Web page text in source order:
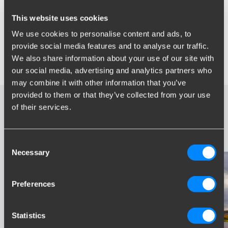
This website uses cookies
We use cookies to personalise content and ads, to
provide social media features and to analyse our traffic.
We also share information about your use of our site with
our social media, advertising and analytics partners who
may combine it with other information that you’ve
provided to them or that they’ve collected from your use
of their services.
Selection
Necessary
Preferences
Statistics
Voor de Renault Espace VI vanaf het bouwjaar 2023 heeft Brink
ontwikkeld. Het maximale trekgewicht is 2100 kg en de
maximale verticale last is 85 kg. Deze trekhaken hebben een
onzichtbare bumperinsnede.
Bekijk ook de andere
releases